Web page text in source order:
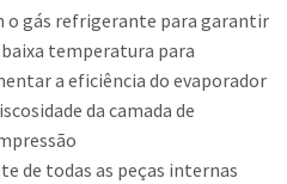
o gás refrigerante para garantir
temperatura para
a eficiência do evaporador
da camada de
de todas as peças internas